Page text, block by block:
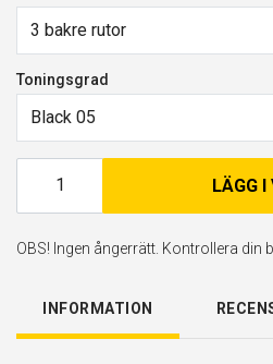
3 bakre rutor
Toningsgrad
Black 05
LÄGG I
OBS! Ingen ångerrätt. Kontrollera din
INFORMATION